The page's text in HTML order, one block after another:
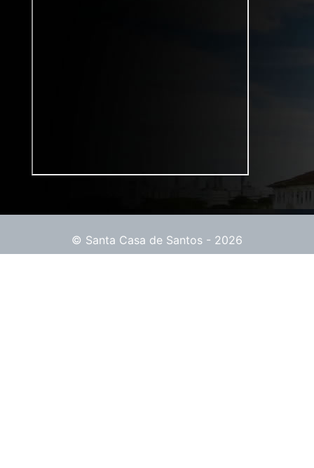
© Santa Casa de Santos - 2026